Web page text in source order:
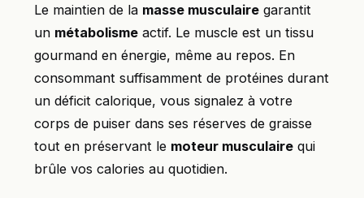
Le maintien de la masse musculaire garantit
un métabolisme actif. Le muscle est un tissu
gourmand en énergie, même au repos. En
consommant suffisamment de protéines durant
un déficit calorique, vous signalez à votre
corps de puiser dans ses réserves de graisse
tout en préservant le moteur musculaire qui
brûle vos calories au quotidien.